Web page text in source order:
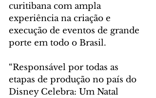
curitibana com ampla
experiência na criação e
execução de eventos de grande
porte em todo o Brasil.
“Responsável por todas as
etapas de produção no país do
Disney Celebra: Um Natal